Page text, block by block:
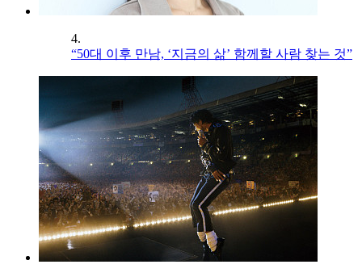
4.
“50대 이후 만남, ‘지금의 삶’ 함께할 사람 찾는 것”